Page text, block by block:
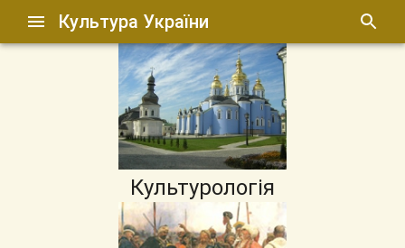
Культура України
Культурологія